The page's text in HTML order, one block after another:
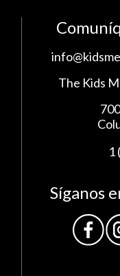
The Kids
1
Síganos